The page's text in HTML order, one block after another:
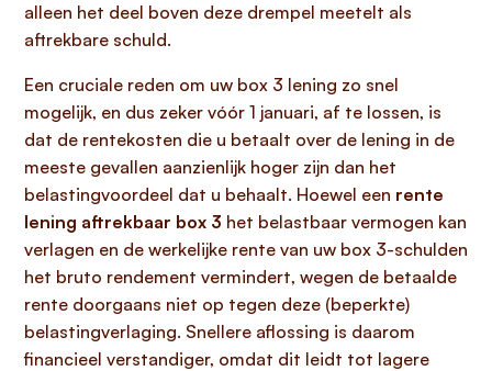
alleen het deel boven deze drempel meetelt als
aftrekbare schuld.
Een cruciale reden om uw box 3 lening zo snel
mogelijk, en dus zeker vóór 1 januari, af te lossen, is
dat de rentekosten die u betaalt over de lening in de
meeste gevallen aanzienlijk hoger zijn dan het
belastingvoordeel dat u behaalt. Hoewel een rente
lening aftrekbaar box 3 het belastbaar vermogen kan
verlagen en de werkelijke rente van uw box 3-schulden
het bruto rendement vermindert, wegen de betaalde
rente doorgaans niet op tegen deze (beperkte)
belastingverlaging. Snellere aflossing is daarom
financieel verstandiger, omdat dit leidt tot lagere